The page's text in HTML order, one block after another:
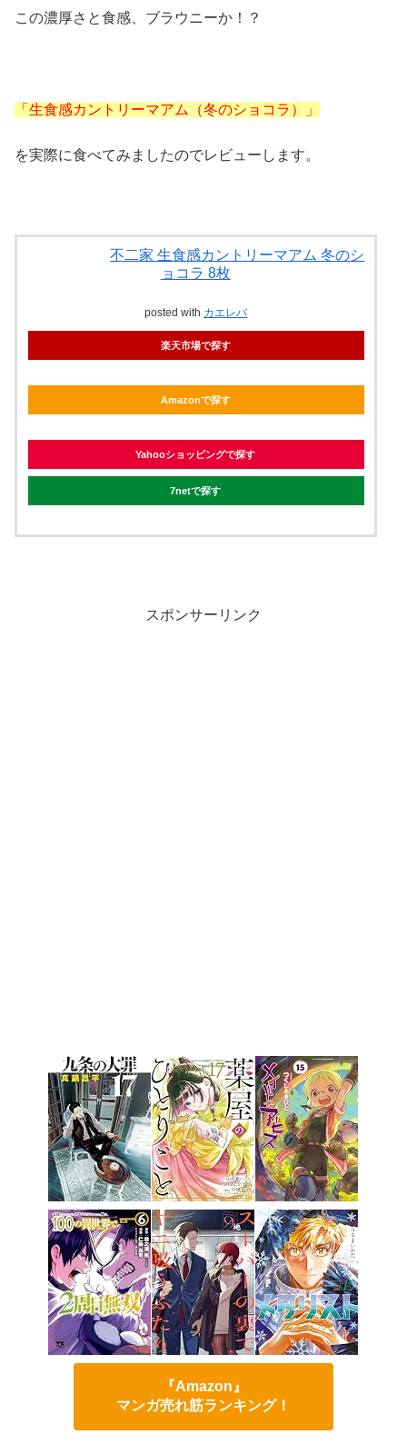
この濃厚さと食感、ブラウニーか！？
「生食感カントリーマアム（冬のショコラ）」
を実際に食べてみましたのでレビューします。
不二家 生食感カントリーマアム 冬のシ
ョコラ 8枚
posted with カエレバ
楽天市場で探す
Amazonで探す
Yahooショッピングで探す
7netで探す
スポンサーリンク
『Amazon』
マンガ売れ筋ランキング！